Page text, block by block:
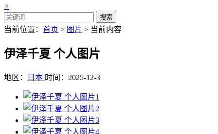
×
搜索
当前位置： 首页 > 图片 > 当前内容
伊泽千夏 个人图片
地区： 日本 时间：2025-12-3